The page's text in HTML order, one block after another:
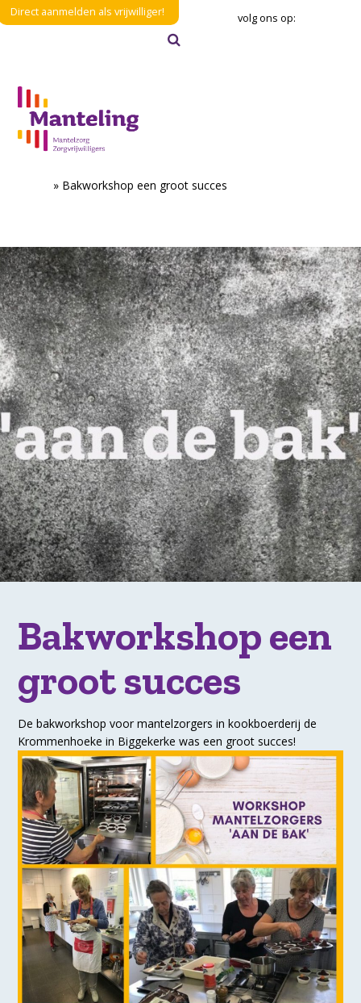
Direct aanmelden als vrijwilliger!
volg ons op:
Zoeken
» Bakworkshop een groot succes
Bakworkshop een
groot succes
De bakworkshop voor mantelzorgers in kookboerderij de
Krommenhoeke in Biggekerke was een groot succes!